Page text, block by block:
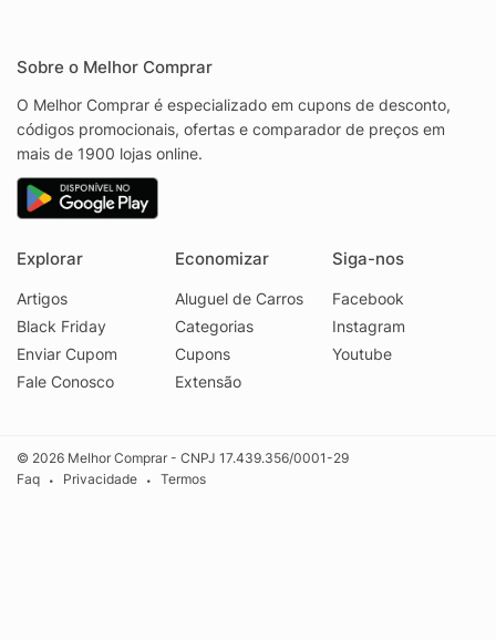
Sobre o Melhor Comprar
O Melhor Comprar é especializado em cupons de desconto,
códigos promocionais, ofertas e comparador de preços em
mais de 1900 lojas online.
Explorar
Artigos
Black Friday
Enviar Cupom
Fale Conosco
Economizar
Aluguel de Carros
Categorias
Cupons
Extensão
Siga-nos
Facebook
Instagram
Youtube
© 2026 Melhor Comprar - CNPJ 17.439.356/0001-29
Faq
• Privacidade • Termos